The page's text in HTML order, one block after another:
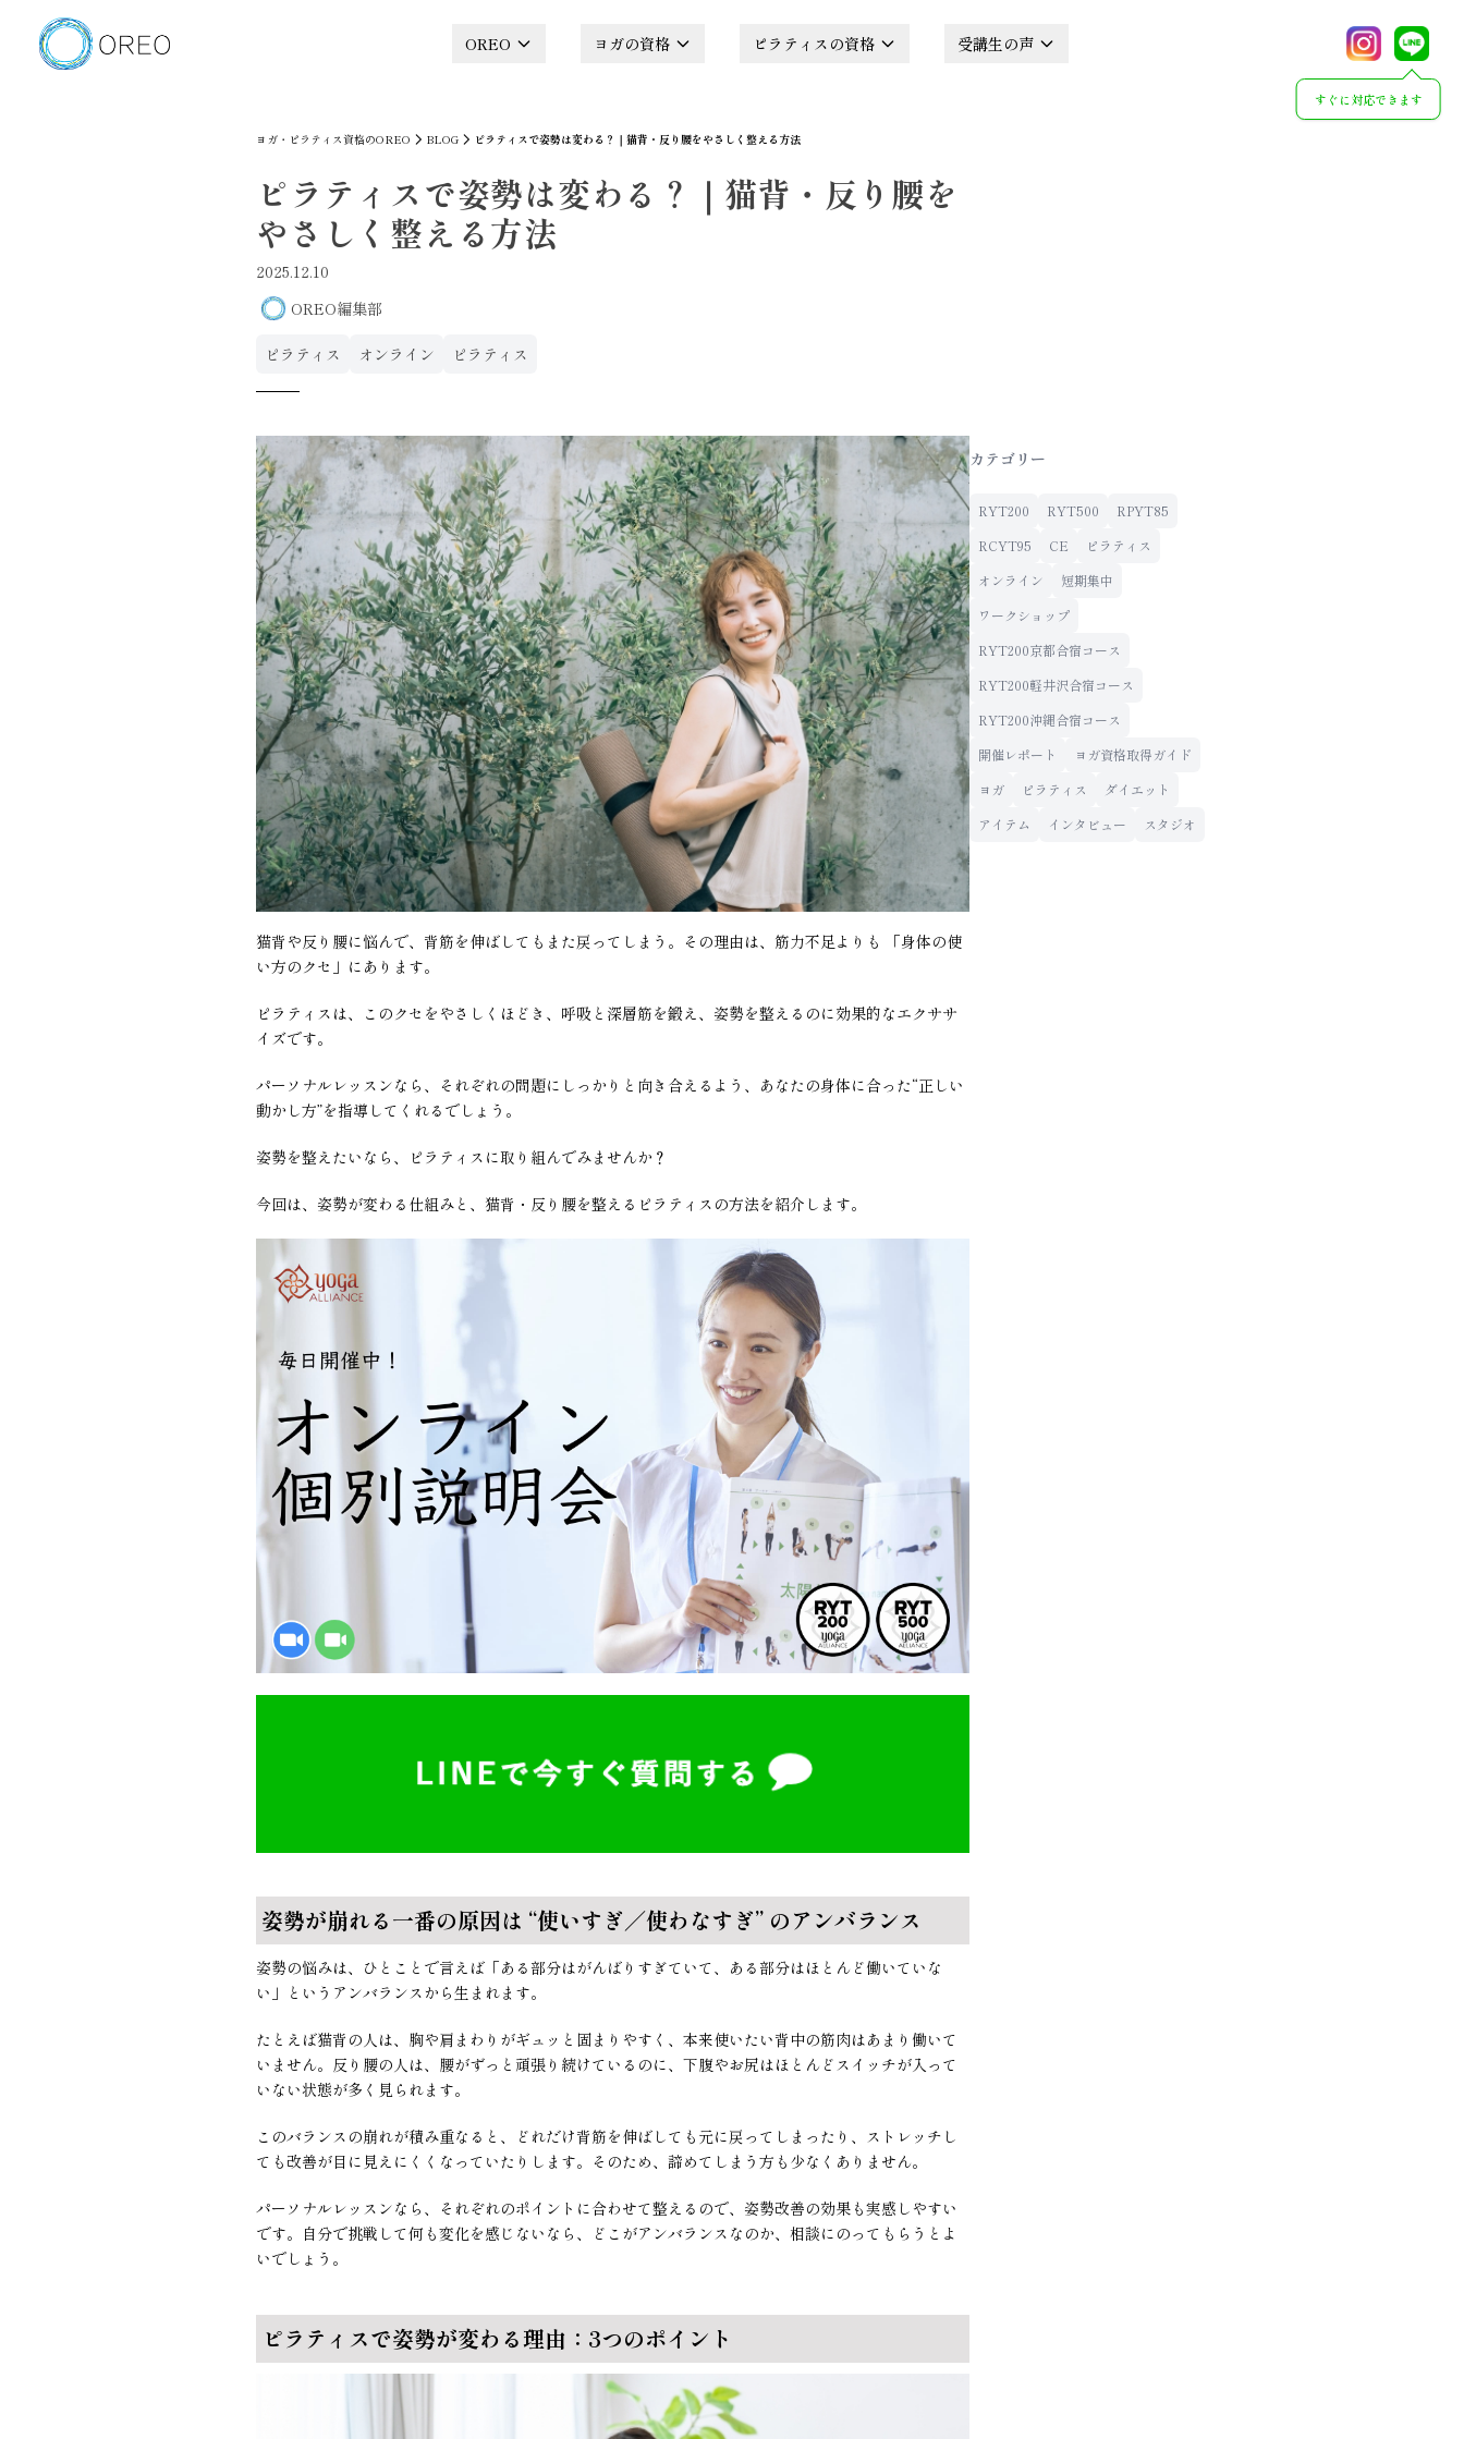
OREO ヨガの資格 ピラティスの資格 受講生の声
すぐに対応できます
ヨガ・ピラティス資格のOREO BLOG ピラティスで姿勢は変わる？｜猫背・反り腰をやさしく整える方法
ピラティスで姿勢は変わる？｜猫背・反り腰を
やさしく整える方法
2025.12.10
OREO編集部
ピラティス オンライン ピラティス
猫背や反り腰に悩んで、背筋を伸ばしてもまた戻ってしまう。その理由は、筋力不足よりも 「身体の使
い方のクセ」にあります。
ピラティスは、このクセをやさしくほどき、呼吸と深層筋を鍛え、姿勢を整えるのに効果的なエクササ
イズです。
パーソナルレッスンなら、それぞれの問題にしっかりと向き合えるよう、あなたの身体に合った“正しい
動かし方”を指導してくれるでしょう。
姿勢を整えたいなら、ピラティスに取り組んでみませんか？
今回は、姿勢が変わる仕組みと、猫背・反り腰を整えるピラティスの方法を紹介します。
姿勢が崩れる一番の原因は “使いすぎ／使わなすぎ” のアンバランス
姿勢の悩みは、ひとことで言えば「ある部分はがんばりすぎていて、ある部分はほとんど働いていな
い」というアンバランスから生まれます。
たとえば猫背の人は、胸や肩まわりがギュッと固まりやすく、本来使いたい背中の筋肉はあまり働いて
いません。反り腰の人は、腰がずっと頑張り続けているのに、下腹やお尻はほとんどスイッチが入って
いない状態が多く見られます。
このバランスの崩れが積み重なると、どれだけ背筋を伸ばしても元に戻ってしまったり、ストレッチし
ても改善が目に見えにくくなっていたりします。そのため、諦めてしまう方も少なくありません。
パーソナルレッスンなら、それぞれのポイントに合わせて整えるので、姿勢改善の効果も実感しやすい
です。自分で挑戦して何も変化を感じないなら、どこがアンバランスなのか、相談にのってもらうとよ
いでしょう。
ピラティスで姿勢が変わる理由：3つのポイント
カテゴリー
RYT200 RYT500
RPYT85
RCYT95
CE
ピラティス
オンライン
短期集中
ワークショップ
RYT200京都合宿コース
RYT200軽井沢合宿コース
RYT200沖縄合宿コース
開催レポート
ヨガ資格取得ガイド
ヨガ
ピラティス
ダイエット
アイテム
インタビュー スタジオ